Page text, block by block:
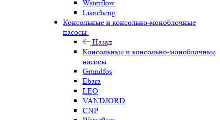
Waterflow
Liancheng
Консольные и консольно-моноблочные
насосы
Назад
Консольные и консольно-моноблочные
насосы
Grundfos
Ebara
LEO
VANDJORD
CNP